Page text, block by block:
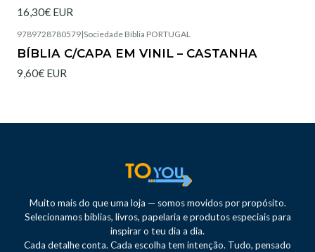
16,30€ EUR
9789728780579|Sociedade Bíblia PORTUGAL
BÍBLIA C/CAPA EM VINIL – CASTANHA
9,60€ EUR
Muito mais do que uma loja — somos movidos por propósito.
Selecionamos bíblias, livros, papelaria e produtos especiais para
inspirar o teu dia a dia.
Cada detalhe conta. Cada escolha tem intenção. Tudo, pensado